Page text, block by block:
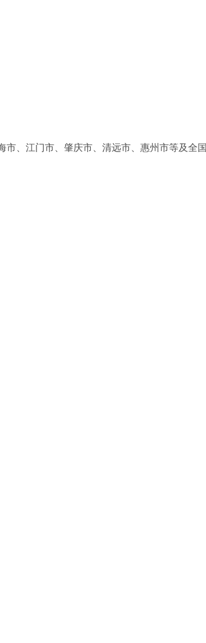
号
5号楼
市、江门市、肇庆市、清远市、惠州市等及全国